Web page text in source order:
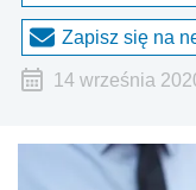
Zapisz się na
14 września